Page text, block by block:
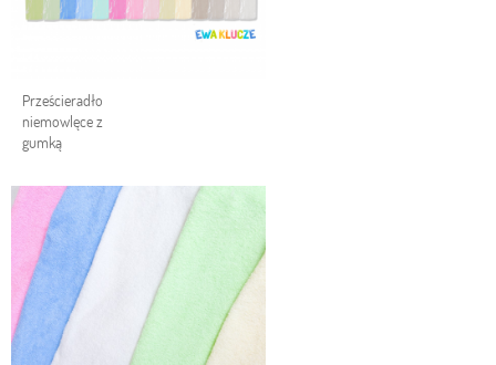
Prześcieradło
niemowlęce z
gumką